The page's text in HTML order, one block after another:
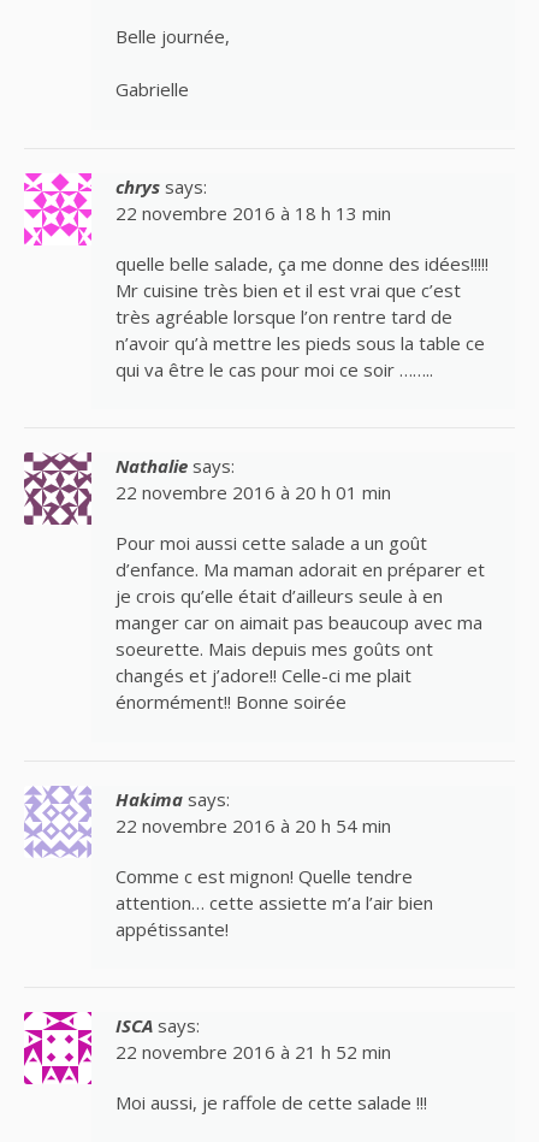
Belle journée,
Gabrielle
chrys says:
22 novembre 2016 à 18 h 13 min
quelle belle salade, ça me donne des idées!!!!!
Mr cuisine très bien et il est vrai que c’est
très agréable lorsque l’on rentre tard de
n’avoir qu’à mettre les pieds sous la table ce
qui va être le cas pour moi ce soir ……..
Nathalie says:
22 novembre 2016 à 20 h 01 min
Pour moi aussi cette salade a un goût
d’enfance. Ma maman adorait en préparer et
je crois qu’elle était d’ailleurs seule à en
manger car on aimait pas beaucoup avec ma
soeurette. Mais depuis mes goûts ont
changés et j’adore!! Celle-ci me plait
énormément!! Bonne soirée
Hakima says:
22 novembre 2016 à 20 h 54 min
Comme c est mignon! Quelle tendre
attention… cette assiette m’a l’air bien
appétissante!
ISCA says:
22 novembre 2016 à 21 h 52 min
Moi aussi, je raffole de cette salade !!!